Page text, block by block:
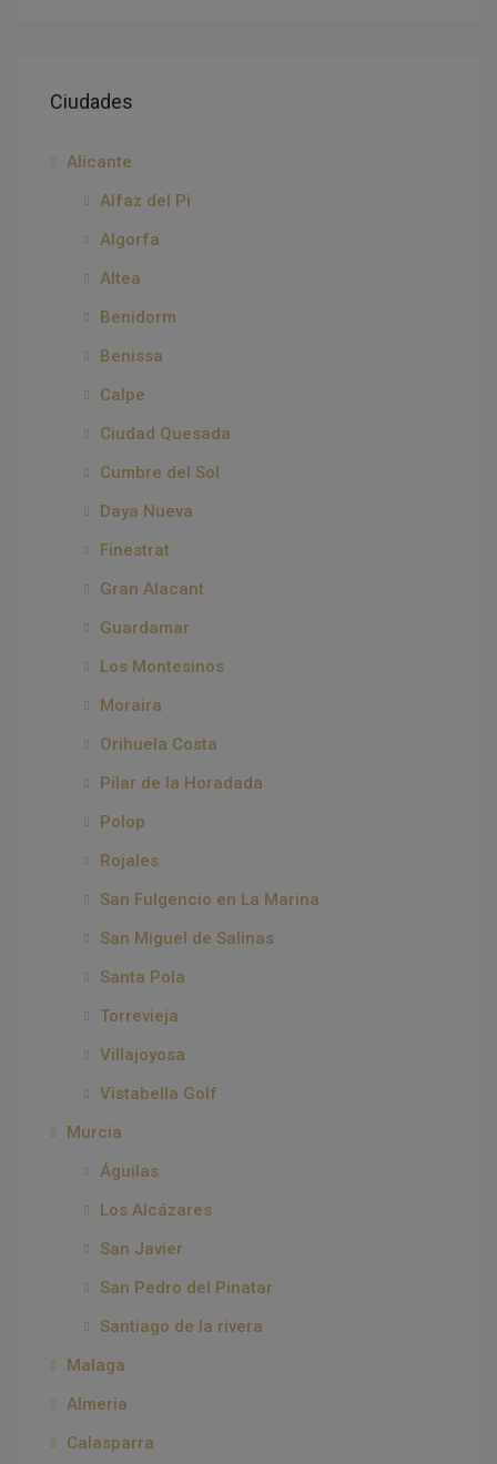
Ciudades
Alicante
Alfaz del Pi
Algorfa
Altea
Benidorm
Benissa
Calpe
Ciudad Quesada
Cumbre del Sol
Daya Nueva
Finestrat
Gran Alacant
Guardamar
Los Montesinos
Moraira
Orihuela Costa
Pilar de la Horadada
Polop
Rojales
San Fulgencio en La Marina
San Miguel de Salinas
Santa Pola
Torrevieja
Villajoyosa
Vistabella Golf
Murcia
Águilas
Los Alcázares
San Javier
San Pedro del Pinatar
Santiago de la rivera
Malaga
Almeria
Calasparra